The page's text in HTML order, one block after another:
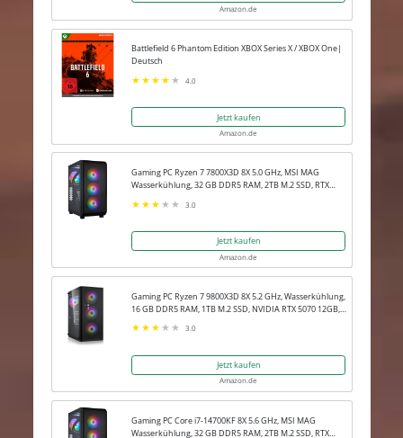
Amazon.de
Battlefield 6 Phantom Edition XBOX Series X / XBOX One|
Deutsch
4.0
Jetzt kaufen
Amazon.de
Gaming PC Ryzen 7 7800X3D 8X 5.0 GHz, MSI MAG
Wasserkühlung, 32 GB DDR5 RAM, 2TB M.2 SSD, RTX
3.0
Jetzt kaufen
Amazon.de
Gaming PC Ryzen 7 9800X3D 8X 5.2 GHz, Wasserkühlung,
16 GB DDR5 RAM, 1TB M.2 SSD, NVIDIA RTX 5070 12GB,
Win 11 Pro
3.0
Jetzt kaufen
Amazon.de
Gaming PC Core i7-14700KF 8X 5.6 GHz, MSI MAG
Wasserkühlung, 32 GB DDR5 RAM, 2TB M.2 SSD, RTX